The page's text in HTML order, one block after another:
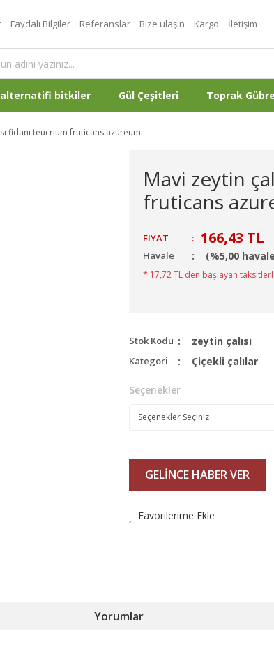
Faydalı Bilgiler Referanslar Bize ulaşın Kargo İletişim
alternatifi bitkiler Gül Çeşitleri Toprak Gübre
fidanı teucrium fruticans azureum
Mavi zeytin
fruticans
FIYAT : 166,43 TL
Havale (%5,00
* 17,72 TL den başlayan
Stok Kodu zeytin çalısı
Kategori Çiçekli çalılar
Seçenekler
GELİNCE HABER VER
Favorilerime Ekle
Yorumlar